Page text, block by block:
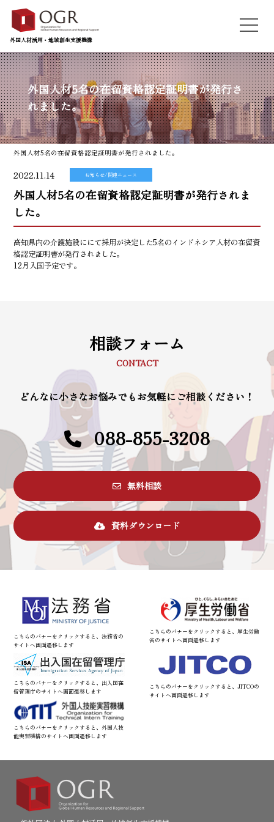
外国人材活用・地域創生支援機構
外国人材5名の在留資格認定証明書が発行さ
れました。
外国人材5名の在留資格認定証明書が発行されました。
2022.11.14 お知らせ/関連ニュース
外国人材5名の在留資格認定証明書が発行されま
した。
高知県内の介護施設ににて採用が決定した5名のインドネシア人材の在留資
格認定証明書が発行されました。
12月入国予定です。
相談フォーム
CONTACT
どんなに小さなお悩みでもお気軽にご相談ください！
088-855-3208
無料相談
資料ダウンロード
こちらのバナーをクリックすると、法務省の
サイトへ画面遷移します
こちらのバナーをクリックすると、厚生労働
省のサイトへ画面遷移します
こちらのバナーをクリックすると、出入国在
留管理庁のサイトへ画面遷移します
こちらのバナーをクリックすると、JITCOの
サイトへ画面遷移します
こちらのバナーをクリックすると、外国人技
能実習機構のサイトへ画面遷移します